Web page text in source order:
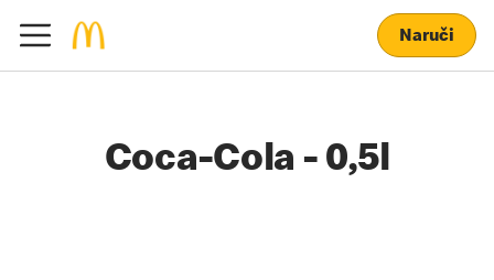
Naruči
Coca-Cola - 0,5l